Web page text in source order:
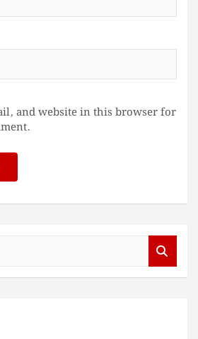
and website in this browser for